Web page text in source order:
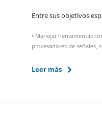
Entre sus objetivos
• Manejar herramientas
procesadores de señales,
Leer más